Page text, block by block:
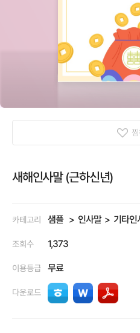
찜
새해인사말 (근하신년)
카테고리 샘플 인사말 기타인
조회수 1,373
이용등급 무료
다운로드